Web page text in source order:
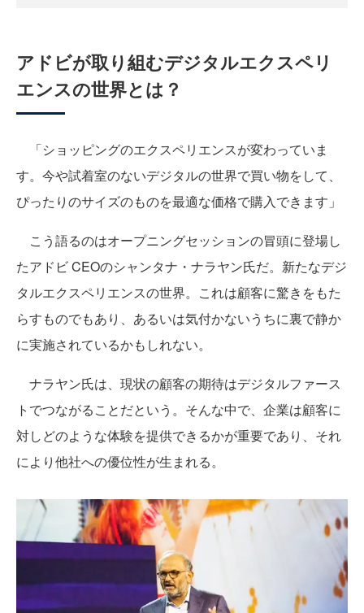
アドビが取り組むデジタルエクスペリ
エンスの世界とは？
「ショッピングのエクスペリエンスが変わっていま
す。今や試着室のないデジタルの世界で買い物をして、
ぴったりのサイズのものを最適な価格で購入できます」
こう語るのはオープニングセッションの冒頭に登場し
たアドビ CEOのシャンタナ・ナラヤン氏だ。新たなデジ
タルエクスペリエンスの世界。これは顧客に驚きをもた
らすものでもあり、あるいは気付かないうちに裏で静か
に実施されているかもしれない。
ナラヤン氏は、現状の顧客の期待はデジタルファース
トでつながることだという。そんな中で、企業は顧客に
対しどのような体験を提供できるかが重要であり、それ
により他社への優位性が生まれる。